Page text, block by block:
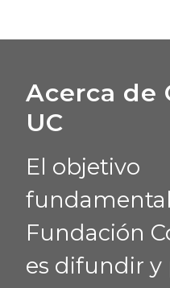
Acerca de
UC
El objetivo
Fundación
es difundir